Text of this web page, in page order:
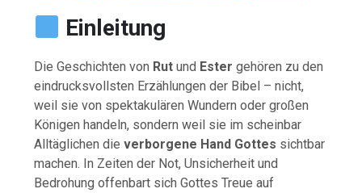
Einleitung
Die Geschichten von Rut und Ester gehören zu den
eindrucksvollsten Erzählungen der Bibel – nicht,
weil sie von spektakulären Wundern oder großen
Königen handeln, sondern weil sie im scheinbar
Alltäglichen dieverborgene Hand Gottes sichtbar
machen. In Zeiten der Not, Unsicherheit und
Bedrohung offenbart sich Gottes Treue auf